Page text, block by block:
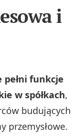
i
pełni funkcje
w spółkach,
budujących
przemysłowe.